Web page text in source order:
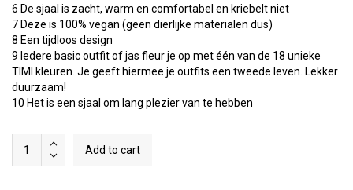
6 De sjaal is zacht, warm en comfortabel en kriebelt niet
7 Deze is 100% vegan (geen dierlijke materialen dus)
8 Een tijdloos design
9 Iedere basic outfit of jas fleur je op met één van de 18 unieke
TIMI kleuren. Je geeft hiermee je outfits een tweede leven. Lekker
duurzaam!
10 Het is een sjaal om lang plezier van te hebben
Pink
Add to cart